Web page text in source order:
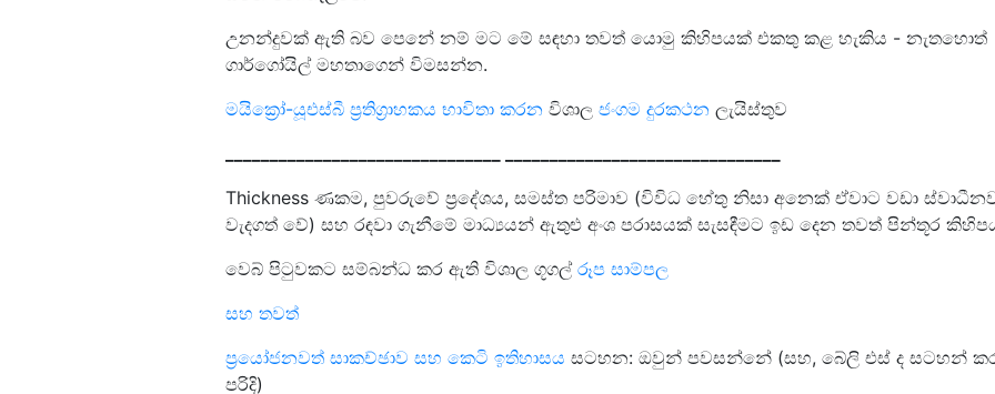
උනන්දුවක් ඇති බව පෙනේ නම් මට මේ සඳහා තවත් යොමු කිහිපයක් එකතු කළ හැකිය - නැතහොත්
ගාර්ගෝයිල් මහතාගෙන් විමසන්න.
මයික්‍රෝ-යූඑස්බී ප්‍රතිග්‍රාහකය භාවිතා කරන විශාල ජංගම දුරකථන ලැයිස්තුව
Thickness ණකම, පුවරුවේ ප්‍රදේශය, සමස්ත පරිමාව (විවිධ හේතු නිසා අනෙක් ඒවාට වඩා
වැදගත් වේ) සහ රඳවා ගැනීමේ මාධ්‍යයන් ඇතුළු අංශ පරාසයක් සැසඳීමට ඉඩ දෙන තවත් පින්තූර
වෙබ් පිටුවකට සම්බන්ධ කර ඇති විශාල ගූගල් රූප සාම්පල
සහ තවත්
ප්‍රයෝජනවත් සාකච්ඡාව සහ කෙටි ඉතිහාසය සටහන: ඔවුන් පවසන්නේ (සහ, බේලි එස් ද සටහන්
පරිදි)